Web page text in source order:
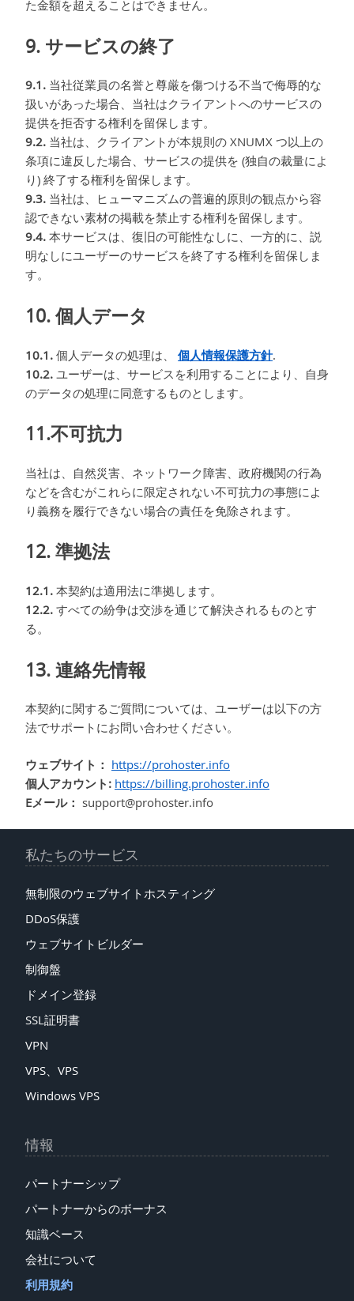
た金額を超えることはできません。
9. サービスの終了
9.1. 当社従業員の名誉と尊厳を傷つける不当で侮辱的な
扱いがあった場合、当社はクライアントへのサービスの
提供を拒否する権利を留保します。
9.2. 当社は、クライアントが本規則の XNUMX つ以上の
条項に違反した場合、サービスの提供を (独自の裁量によ
り) 終了する権利を留保します。
9.3. 当社は、ヒューマニズムの普遍的原則の観点から容
認できない素材の掲載を禁止する権利を留保します。
9.4. 本サービスは、復旧の可能性なしに、一方的に、説
明なしにユーザーのサービスを終了する権利を留保しま
す。
10. 個人データ
10.1. 個人データの処理は、 個人情報保護方針.
10.2. ユーザーは、サービスを利用することにより、自身
のデータの処理に同意するものとします。
11.不可抗力
当社は、自然災害、ネットワーク障害、政府機関の行為
などを含むがこれらに限定されない不可抗力の事態によ
り義務を履行できない場合の責任を免除されます。
12. 準拠法
12.1. 本契約は適用法に準拠します。
12.2. すべての紛争は交渉を通じて解決されるものとす
る。
13. 連絡先情報
本契約に関するご質問については、ユーザーは以下の方
法でサポートにお問い合わせください。
ウェブサイト： https://prohoster.info
個人アカウント: https://billing.prohoster.info
Eメール： support@prohoster.info
私たちのサービス
無制限のウェブサイトホスティング
DDoS保護
ウェブサイトビルダー
制御盤
ドメイン登録
SSL証明書
VPN
VPS、VPS
Windows VPS
情報
パートナーシップ
パートナーからのボーナス
知識ベース
会社について
利用規約